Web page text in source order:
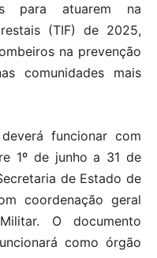
para atuarem na
(TIF) de 2025,
na prevenção
comunidades mais
funcionar com
1º de junho a 31 de
de Estado de
coordenação geral
O documento
como órgão